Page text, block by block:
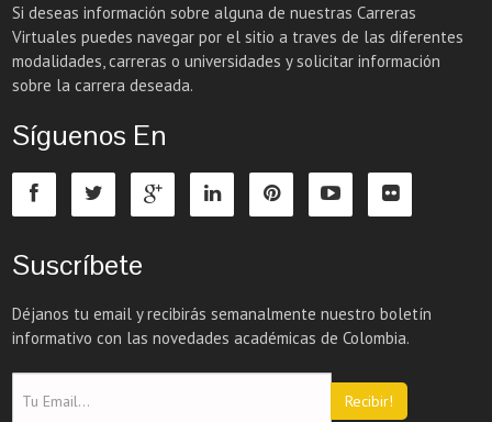
Si deseas información sobre alguna de nuestras Carreras
Virtuales puedes navegar por el sitio a traves de las diferentes
modalidades, carreras o universidades y solicitar información
sobre la carrera deseada.
Síguenos En
Suscríbete
Déjanos tu email y recibirás semanalmente nuestro boletín
informativo con las novedades académicas de Colombia.
Recibir!